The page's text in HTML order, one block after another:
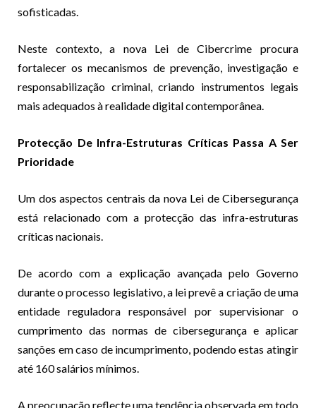
sofisticadas.
Neste contexto, a nova Lei de Cibercrime procura
fortalecer os mecanismos de prevenção, investigação e
responsabilização criminal, criando instrumentos legais
mais adequados à realidade digital contemporânea.
Protecção De Infra-Estruturas Críticas Passa A Ser
Prioridade
Um dos aspectos centrais da nova Lei de Cibersegurança
está relacionado com a protecção das infra-estruturas
críticas nacionais.
De acordo com a explicação avançada pelo Governo
durante o processo legislativo, a lei prevê a criação de uma
entidade reguladora responsável por supervisionar o
cumprimento das normas de cibersegurança e aplicar
sanções em caso de incumprimento, podendo estas atingir
até 160 salários mínimos.
A preocupação reflecte uma tendência observada em todo